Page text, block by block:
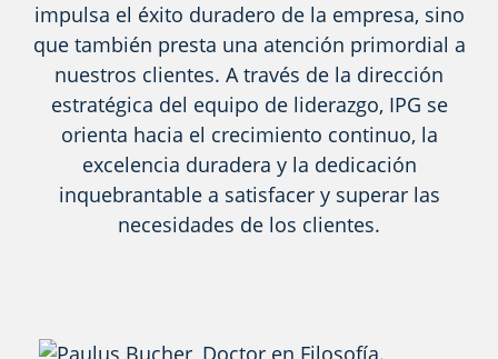
impulsa el éxito duradero de la empresa, sino
que también presta una atención primordial a
nuestros clientes. A través de la dirección
estratégica del equipo de liderazgo, IPG se
orienta hacia el crecimiento continuo, la
excelencia duradera y la dedicación
inquebrantable a satisfacer y superar las
necesidades de los clientes.